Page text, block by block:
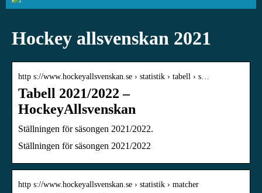
Hockey allsvenskan 2021
http s://www.hockeyallsvenskan.se › statistik › tabell › s…
Tabell 2021/2022 –
HockeyAllsvenskan
Ställningen för säsongen 2021/2022.
Ställningen för säsongen 2021/2022
http s://www.hockeyallsvenskan.se › statistik › matcher